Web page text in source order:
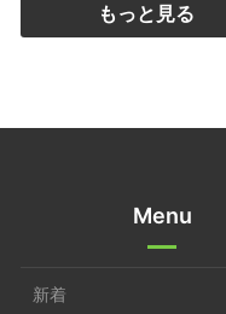
もっと見る
Menu
新着